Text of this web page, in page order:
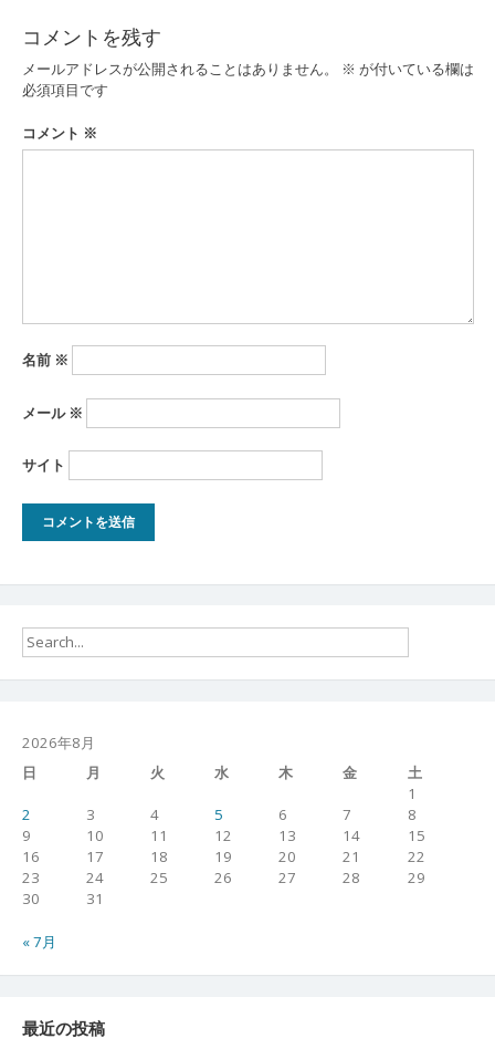
ビ
ゲ
ー
シ
コメントを残す
メールアドレスが公開されることはありません。 ※ が付いている欄は
必須項目です
コメント ※
名前 ※
メール ※
サイト
2026年8月
日
月 火 水 木 金
土
1
2
3 4 5 6 7
8
9
10 11 12 13 14
15
16
17 18 19 20 21
22
23
24 25 26 27 28
29
30
31
« 7月
最近の投稿